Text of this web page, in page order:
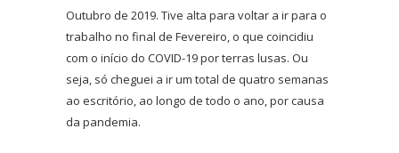
Outubro de 2019. Tive alta para voltar a ir para o
trabalho no final de Fevereiro, o que coincidiu
com o início do COVID-19 por terras lusas. Ou
seja, só cheguei a ir um total de quatro semanas
ao escritório, ao longo de todo o ano, por causa
da pandemia.